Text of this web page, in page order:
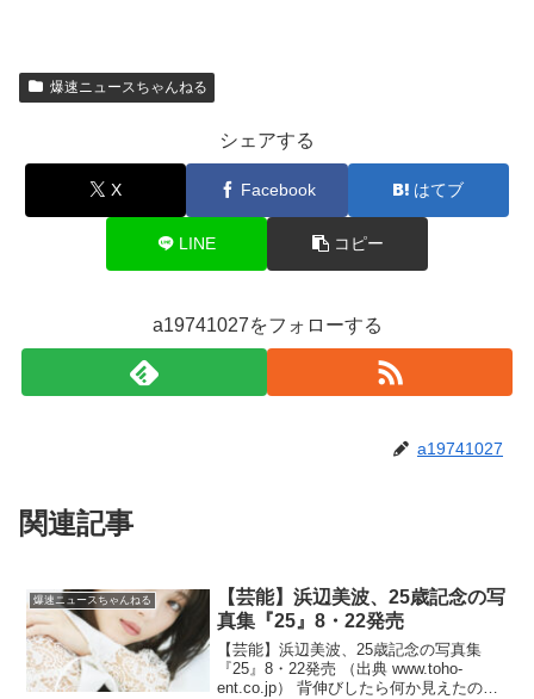
爆速ニュースちゃんねる
シェアする
X Facebook はてブ
LINE コピー
a19741027をフォローする
a19741027
関連記事
爆速ニュースちゃんねる
【芸能】浜辺美波、25歳記念の写
真集『25』8・22発売
【芸能】浜辺美波、25歳記念の写真集
『25』8・22発売 （出典 www.toho-
ent.co.jp） 背伸びしたら何か見えたの